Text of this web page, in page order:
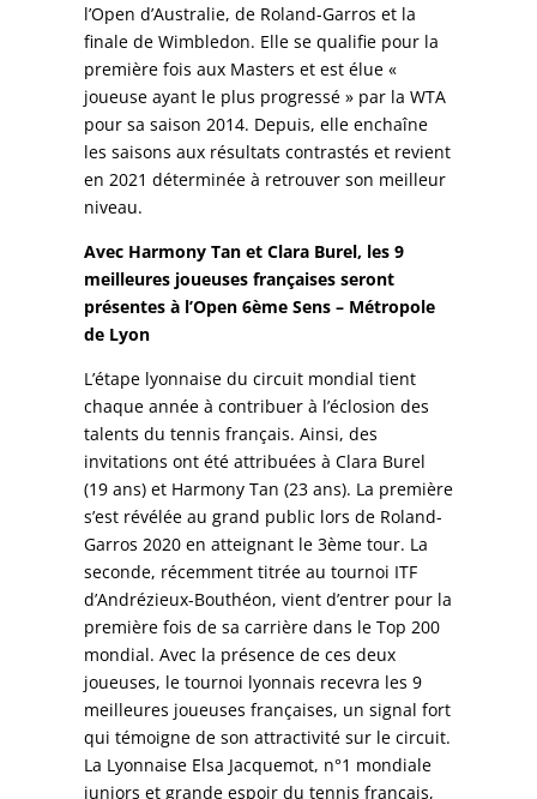
l’Open d’Australie, de Roland-Garros et la
finale de Wimbledon. Elle se qualifie pour la
première fois aux Masters et est élue «
joueuse ayant le plus progressé » par la WTA
pour sa saison 2014. Depuis, elle enchaîne
les saisons aux résultats contrastés et revient
en 2021 déterminée à retrouver son meilleur
niveau.
Avec Harmony Tan et Clara Burel, les 9
meilleures joueuses françaises seront
présentes à l’Open 6ème Sens – Métropole
de Lyon
L’étape lyonnaise du circuit mondial tient
chaque année à contribuer à l’éclosion des
talents du tennis français. Ainsi, des
invitations ont été attribuées à Clara Burel
(19 ans) et Harmony Tan (23 ans). La première
s’est révélée au grand public lors de Roland-
Garros 2020 en atteignant le 3ème tour. La
seconde, récemment titrée au tournoi ITF
d’Andrézieux-Bouthéon, vient d’entrer pour la
première fois de sa carrière dans le Top 200
mondial. Avec la présence de ces deux
joueuses, le tournoi lyonnais recevra les 9
meilleures joueuses françaises, un signal fort
qui témoigne de son attractivité sur le circuit.
La Lyonnaise Elsa Jacquemot, n°1 mondiale
juniors et grande espoir du tennis français,